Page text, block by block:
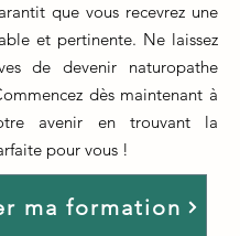
que vous recevrez une
et pertinente. Ne laissez
de devenir naturopathe
dès maintenant à
avenir en trouvant la
pour vous !
ma formation